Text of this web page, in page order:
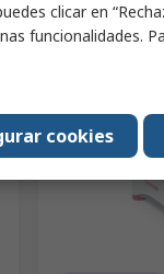
clicar en
funcionalidades.
cookies